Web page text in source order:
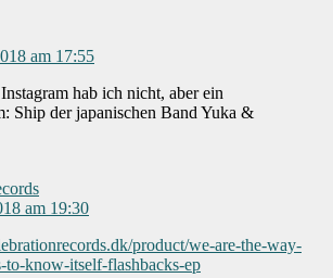
am 17:55
hab ich nicht, aber ein
Ship der japanischen Band Yuka &
am 19:30
product/we-are-the-way-
to-know-itself-flashbacks-ep